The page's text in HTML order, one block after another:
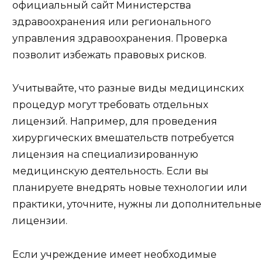
официальный сайт Министерства
здравоохранения или регионального
управления здравоохранения. Проверка
позволит избежать правовых рисков.
Учитывайте, что разные виды медицинских
процедур могут требовать отдельных
лицензий. Например, для проведения
хирургических вмешательств потребуется
лицензия на специализированную
медицинскую деятельность. Если вы
планируете внедрять новые технологии или
практики, уточните, нужны ли дополнительные
лицензии.
Если учреждение имеет необходимые